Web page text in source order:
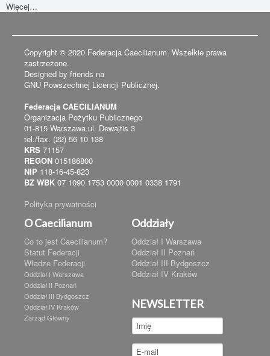
Więcej…
Copyright © 2020 Federacja Caecilianum. Wszelkie prawa
zastrzeżone.
Designed by friends na
GNU Powszechnej Licencji Publicznej.
Federacja CAECILIANUM
Organizacja Pożytku Publicznego
01-815 Warszawa ul. Dewajtis 3
tel./fax. (22) 56 10 138
KRS 71157
REGON 015186800
NIP 118-16-45-823
BZ WBK 07 1090 1753 0000 0001 0338 1791
Polityka prywatności
O Caecilianum
Co to jest Caecilianum?
Statut Federacji
Władze Federacji
Oddział I Warszawa
Oddział II Poznań
Oddział III Bydgoszcz
Oddział IV Kraków
Zarząd Główny
Oddziały
Oddział I Warszawa
Oddział II Poznań
Oddział III Bydgoszcz
Oddział IV Kraków
NEWSLETTER